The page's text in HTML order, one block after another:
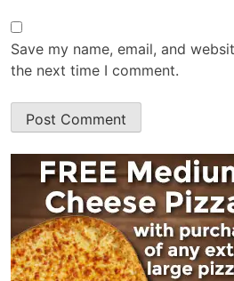
Save my name, email, and
the next time I comment.